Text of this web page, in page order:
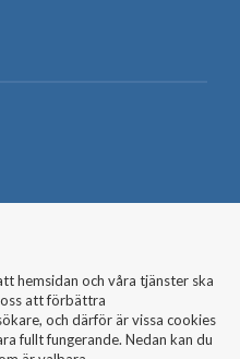
hemsidan och våra tjänster ska
att förbättra
och därför är vissa cookies
fullt fungerande. Nedan kan du